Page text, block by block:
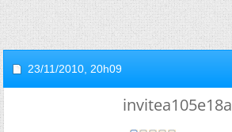
23/11/2010, 20h09
invitea105e18a